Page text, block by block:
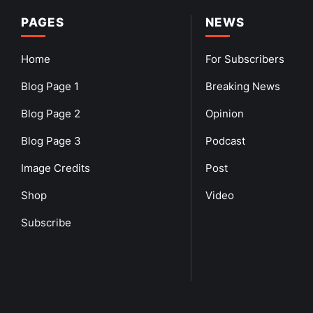
PAGES
Home
Blog Page 1
Blog Page 2
Blog Page 3
Image Credits
Shop
Subscribe
NEWS
For Subscribers
Breaking News
Opinion
Podcast
Post
Video